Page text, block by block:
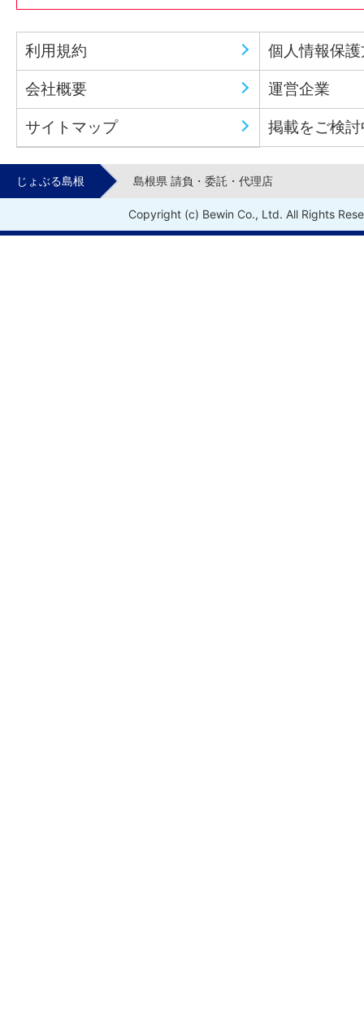
利用規約 個人情報保
会社概要 運営企業
サイトマップ 掲載をご検
じょぶる島根 島根県 請負・委託・代理店
Copyright (c) Bewin Co., Ltd. All Rights